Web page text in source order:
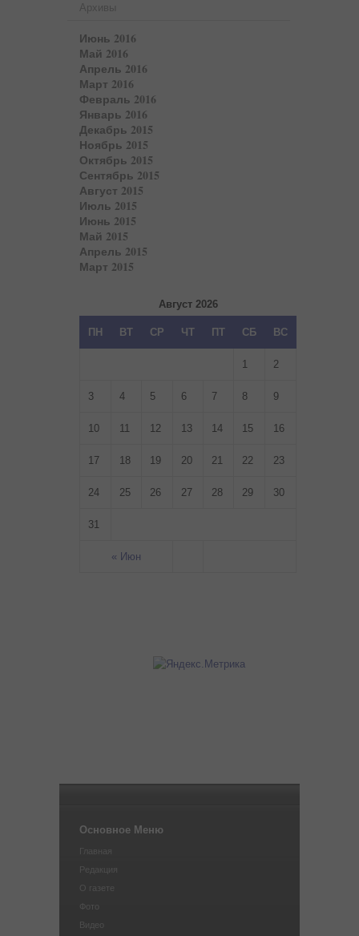
Архивы
Июнь 2016
Май 2016
Апрель 2016
Март 2016
Февраль 2016
Январь 2016
Декабрь 2015
Ноябрь 2015
Октябрь 2015
Сентябрь 2015
Август 2015
Июль 2015
Июнь 2015
Май 2015
Апрель 2015
Март 2015
Август 2026
ПН ВТ СР ЧТ ПТ СБ ВС
« Июн
1 2
3 4 5 6 7 8 9
10 11 12 13 14 15 16
17 18 19 20 21 22 23
24 25 26 27 28 29 30
31
Основное Меню
Главная
Редакция
О газете
Фото
Видео